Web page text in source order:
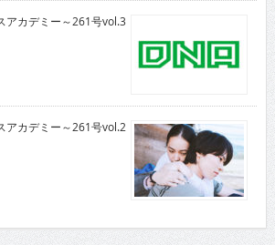
アカデミー～261号vol.3
アカデミー～261号vol.2